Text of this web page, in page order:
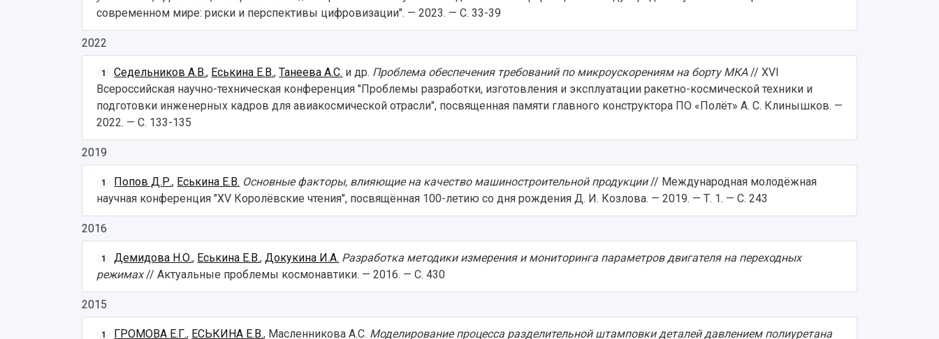
современном мире: риски и перспективы цифровизации". — 2023. — С. 33-39
2022
1 Седельников А.В., Еськина Е.В.,Танеева А.С. и др. Проблема обеспечения требований по микроускорениям на борту МКА// XVI
Всероссийская научно-техническая конференция "Проблемы разработки, изготовления и эксплуатации ракетно-космической техники и
подготовки инженерных кадров для авиакосмической отрасли", посвященная памяти главного конструктора ПО «Полёт» А. С. Клинышков. —
2022. — С. 133-135
2019
1 Попов Д.Р., Еськина Е.В. Основные факторы, влияющие на качество машиностроительной продукции// Международная молодёжная
научная конференция "XV Королёвские чтения", посвящённая 100-летию со дня рождения Д. И. Козлова. — 2019. — Т. 1. — С. 243
2016
1 Демидова Н.О., Еськина Е.В.,Докукина И.А. Разработка методики измерения и мониторинга параметров двигателя на переходных
режимах// Актуальные проблемы космонавтики. — 2016. — С. 430
2015
1 ГРОМОВА Е.Г., ЕСЬКИНА Е.В., Масленникова А.С. Моделирование процесса разделительной штамповки деталей давлением полиуретана